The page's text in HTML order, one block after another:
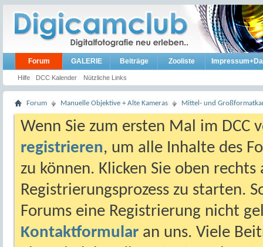
Forum
Hilfe DCC Kalender Nützliche Links
GALERIE Beiträge Zooliste
Forum Manuelle Objektive + Alte Kameras Mittel- und
Wenn Sie zum ersten Mal im DCC
registrieren, um alle Inhalte des
zu können. Klicken Sie oben
Registrierungsprozess zu starten.
Forums eine Registrierung nicht
Kontaktformular an uns. Viele